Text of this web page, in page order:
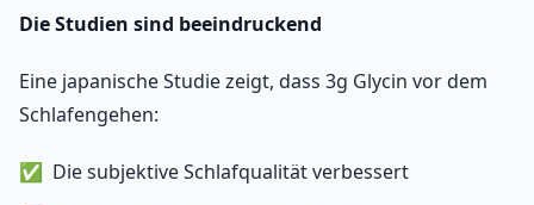
Die Studien sind beeindruckend
Eine japanische Studie zeigt, dass 3g Glycin vor dem
Schlafengehen:
Die subjektive Schlafqualität verbessert